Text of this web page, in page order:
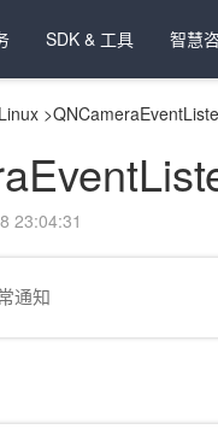
SDK & 工具 智慧
Linux >
23:04:31
通知